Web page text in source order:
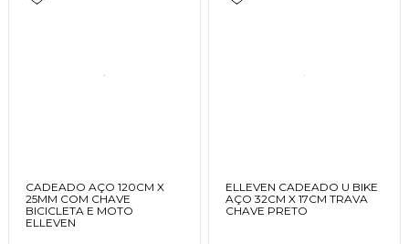
CADEADO AÇO 120CM X
25MM COM CHAVE
BICICLETA E MOTO
ELLEVEN
ELLEVEN CADEADO U BIKE
AÇO 32CM X 17CM TRAVA
CHAVE PRETO